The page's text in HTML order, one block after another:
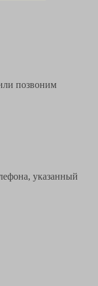
позвоним
указанный